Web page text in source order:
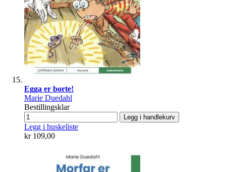
Egga er borte!
Marie Duedahl
Bestillingsklar
Legg i handlekurv
Legg i huskeliste
kr 109,00